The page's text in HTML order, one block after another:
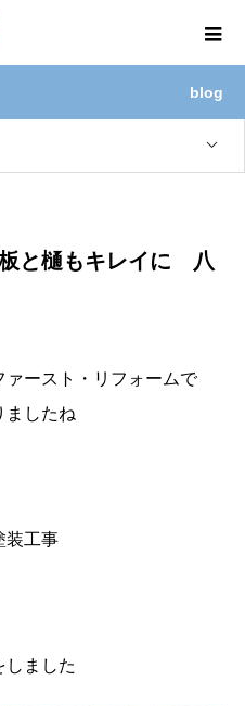
blog
板と樋もキレイに 八
ースト・リフォームで
ましたね
装工事
しました